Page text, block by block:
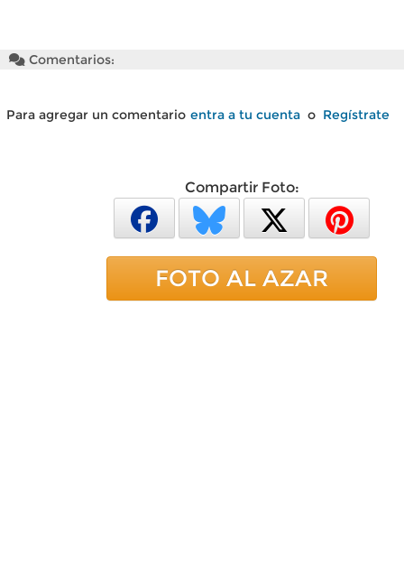
Comentarios:
Para agregar un comentario entra a tu cuenta o Regístrate
Compartir Foto:
FOTO AL AZAR